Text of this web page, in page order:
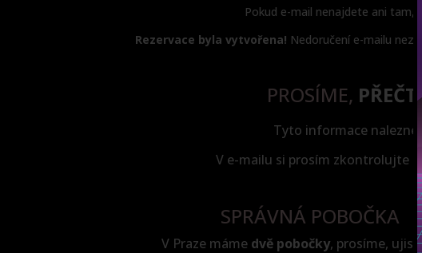
Pokud e-mail nenajdete ani tam,
Rezervace byla vytvořena! Nedoručení e-mailu
PROSÍME,
Tyto informace
V e-mailu si prosím zkontrolujte
SPRÁVNÁ POBOČKA
V Praze máme dvě pobočky, prosíme,